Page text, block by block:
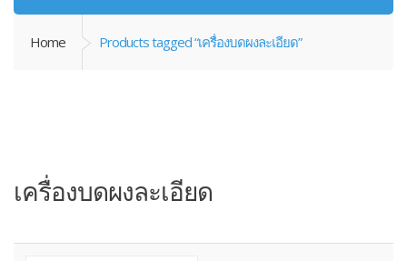
Home Products tagged “เครื่องบดผงละเอียด”
เครื่องบดผงละเอียด